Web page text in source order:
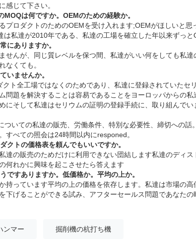
感じて下さい。
は何ですか。OEMのための経験か。
プロダクトのためのOEMを受け入れます;OEMがほしいと
は私達が2010年である、私達の工場を確立した年以来ずっと
にありますか。
せんが、同じ質レベルを保つ間、私達がいい何をしても私
なくても。
いませんか。
ト全工場ではなくのためであり、私達に登録されていたセ
問題を解決することは容易であることをヨーロッパからの
にそして私達はセリウムの証明の登録手続に、取り組んでい
ついての私達の販売、労働条件、特別な必要性、締切への話
すべての照会は24時間以内にresponed。
クトの価格表を頼んでもいいですか。
達の販売のためだけに利用できない団結します私達のディ
何れかに興味を起こさせたら答えます
ですありますか。低価格か。平均の上か。
持っています平均の上の価格を依存します。私達は市場の高
下げることができる試み、アフターセールス問題であなたの
ンマー 掘削機の杭打ち機